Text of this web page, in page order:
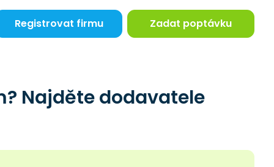
Registrovat firmu Zadat poptávku
Najděte dodavatele